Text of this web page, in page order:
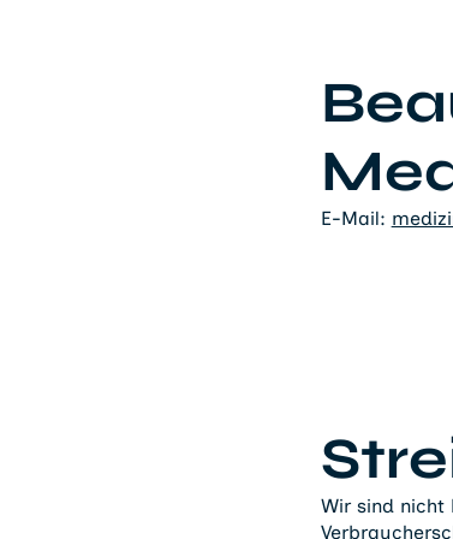
E-Mail:
Wir sind nicht